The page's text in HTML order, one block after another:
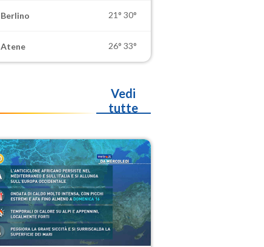
Berlino 21° 30°
Atene 26° 33°
Vedi
tutte